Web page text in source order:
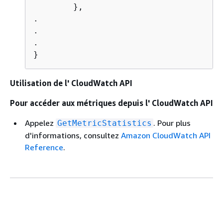
        },
.
.
.
}
Utilisation de l' CloudWatch API
Pour accéder aux métriques depuis l' CloudWatch API
Appelez GetMetricStatistics . Pour plus
d'informations, consultez Amazon CloudWatch API
Reference.